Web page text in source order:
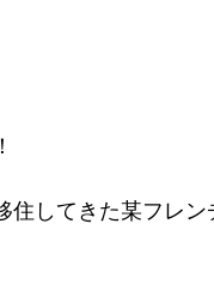
してきた某フレ